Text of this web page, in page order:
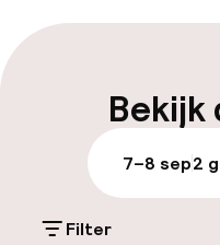
Vroeg
Bagageruimte
Parkeren &
Bekijk
7–8 sep2
Filter